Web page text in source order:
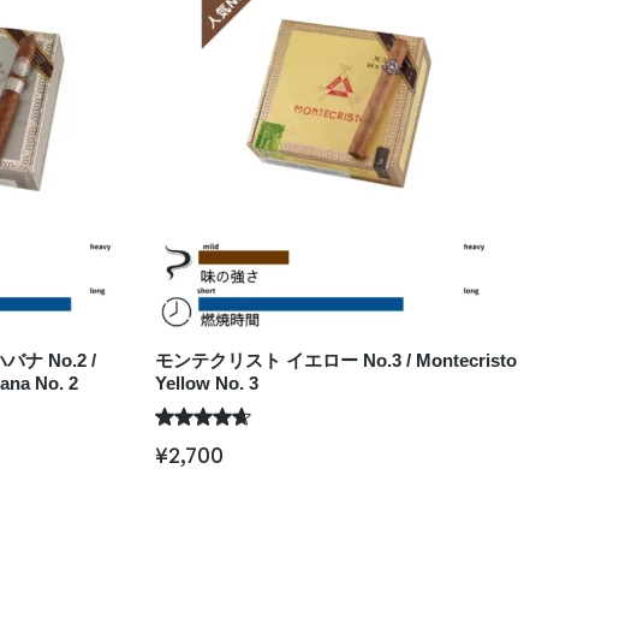
バナ No.2 /
No. 2
モンテクリスト イエロー No.3 / Montecristo
Yellow No. 3
¥2,700